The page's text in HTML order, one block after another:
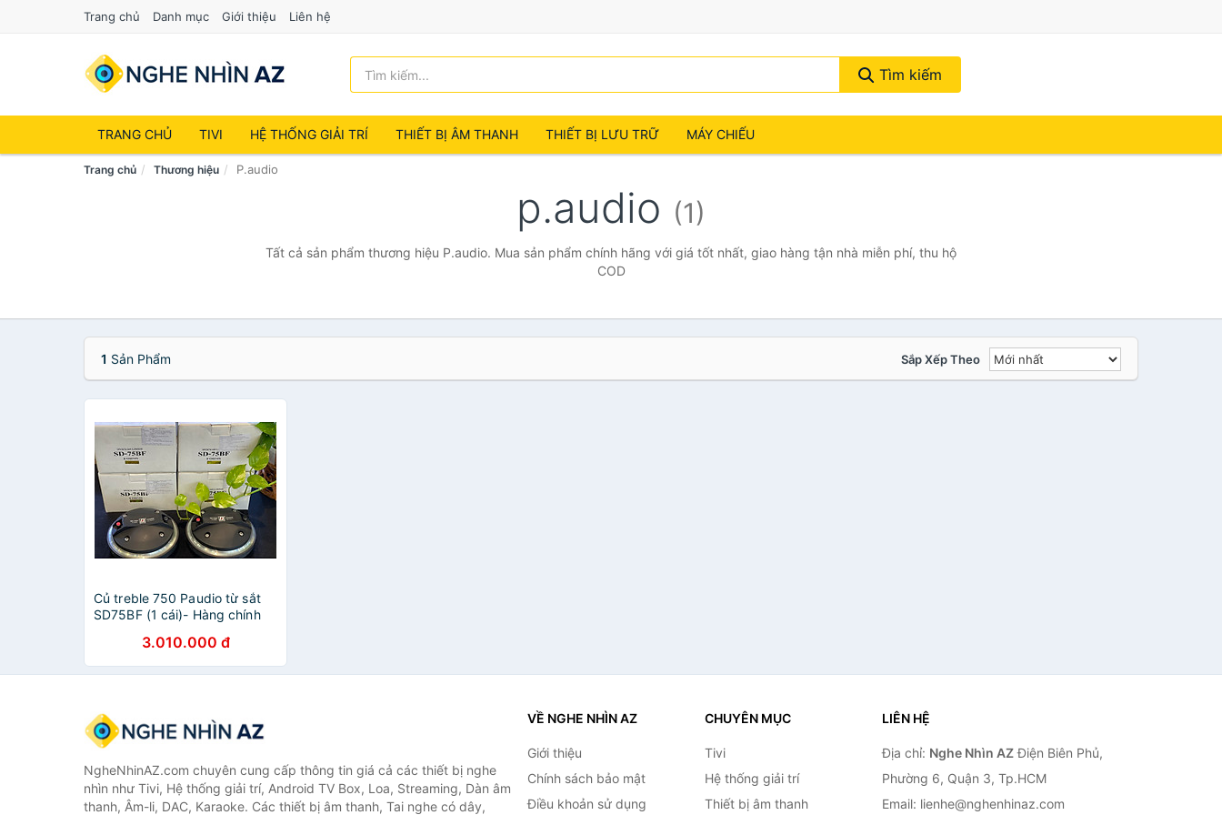
Trang chủ Danh mục Giới thiệu Liên hệ
Tìm kiếm
TRANG CHỦ TIVI HỆ THỐNG GIẢI TRÍ THIẾT BỊ ÂM THANH THIẾT BỊ LƯU TRỮ MÁY CHIẾU
Trang chủ Thương hiệu P.audio
p.audio (1)
Tất cả sản phẩm thương hiệu P.audio. Mua sản phẩm chính hãng với giá tốt nhất, giao hàng tận nhà miễn phí, thu hộ
COD
1 Sản Phẩm Sắp Xếp Theo
Củ treble 750 Paudio từ sắt
SD75BF (1 cái)- Hàng chính
3.010.000 đ
NgheNhinAZ.com chuyên cung cấp thông tin giá cả các thiết bị nghe
nhìn như Tivi, Hệ thống giải trí, Android TV Box, Loa, Streaming, Dàn âm
thanh, Âm-li, DAC, Karaoke. Các thiết bị âm thanh, Tai nghe có dây,
VỀ NGHE NHÌN AZ
Giới thiệu
Chính sách bảo mật
Điều khoản sử dụng
CHUYÊN MỤC
Tivi
Hệ thống giải trí
Thiết bị âm thanh
LIÊN HỆ
Địa chỉ: Nghe Nhìn AZĐiện Biên Phủ,
Phường 6, Quận 3, Tp.HCM
Email: lienhe@nghenhinaz.com